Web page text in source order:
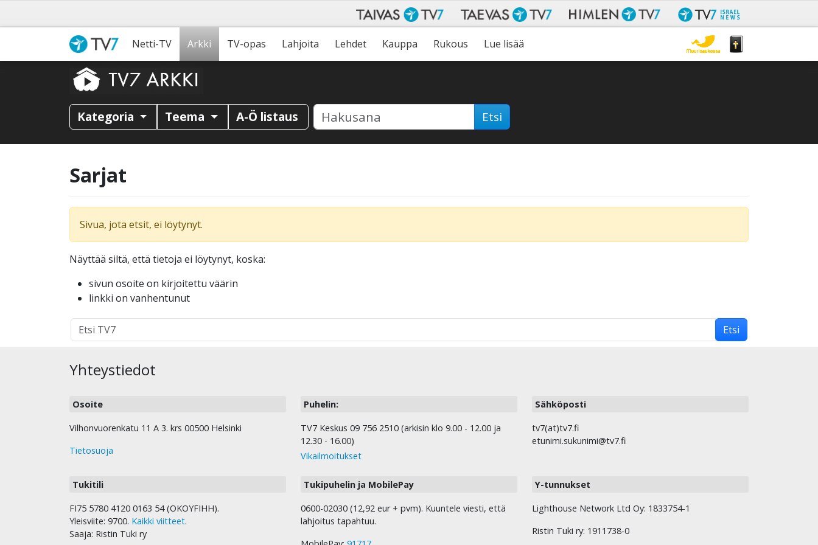
Netti-TV Arkki TV-opas Lahjoita Lehdet Kauppa Rukous Lue lisää
Kategoria Teema A-Ö listaus Etsi
Sarjat
Sivua, jota etsit, ei löytynyt.
Näyttää siltä, että tietoja ei löytynyt, koska:
sivun osoite on kirjoitettu väärin
linkki on vanhentunut
Hakutulokset
haulle:
Etsi
Yhteystiedot
Osoite
Vilhonvuorenkatu 11 A 3. krs 00500 Helsinki
Tietosuoja
Puhelin:
TV7 Keskus 09 756 2510 (arkisin klo 9.00 - 12.00 ja
12.30 - 16.00)
Vikailmoitukset
Sähköposti
tv7(at)tv7.fi
etunimi.sukunimi@tv7.fi
Tukitili
FI75 5780 4120 0163 54 (OKOYFIHH).
Yleisviite: 9700. Kaikki viitteet.
Saaja: Ristin Tuki ry
Tukipuhelin ja MobilePay
0600-02030 (12,92 eur + pvm). Kuuntele viesti, että
lahjoitus tapahtuu.
Y-tunnukset
Lighthouse Network Ltd Oy: 1833754-1
Ristin Tuki ry: 1911738-0